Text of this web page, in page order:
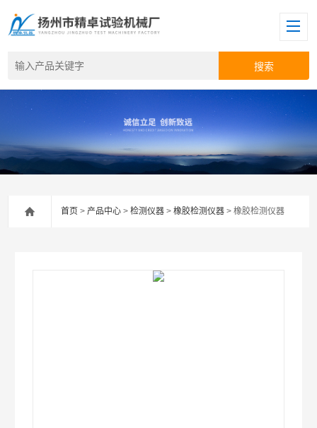
首页 >产品中心 >检测仪器 >橡胶检测仪器 > 橡胶检测仪器